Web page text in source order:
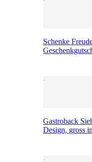
Schenke
Gastroback
Design, gross